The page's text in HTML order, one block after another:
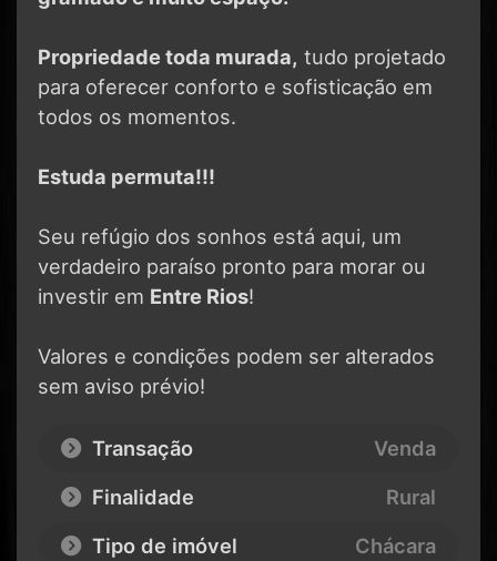
Propriedade toda murada, tudo projetado
para oferecer conforto e sofisticação em
todos os momentos.
Estuda permuta!!!
Seu refúgio dos sonhos está aqui, um
verdadeiro paraíso pronto para morar ou
investir em Entre Rios!
Valores e condições podem ser alterados
sem aviso prévio!
Transação
Venda
Finalidade
Rural
Tipo de imóvel
Chácara